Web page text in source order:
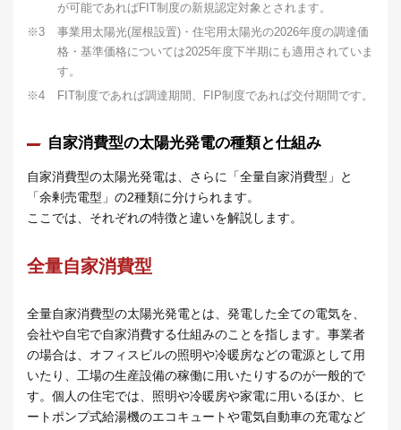
が可能であればFIT制度の新規認定対象とされます。
※3
事業用太陽光(屋根設置)・住宅用太陽光の2026年度の調達価
格・基準価格については2025年度下半期にも適用されていま
す。
※4
FIT制度であれば調達期間、FIP制度であれば交付期間です。
自家消費型の太陽光発電の種類と仕組み
自家消費型の太陽光発電は、さらに「全量自家消費型」と
「余剰売電型」の2種類に分けられます。
ここでは、それぞれの特徴と違いを解説します。
全量自家消費型
全量自家消費型の太陽光発電とは、発電した全ての電気を、
会社や自宅で自家消費する仕組みのことを指します。事業者
の場合は、オフィスビルの照明や冷暖房などの電源として用
いたり、工場の生産設備の稼働に用いたりするのが一般的で
す。個人の住宅では、照明や冷暖房や家電に用いるほか、ヒ
ートポンプ式給湯機のエコキュートや電気自動車の充電など